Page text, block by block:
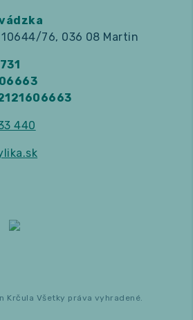
76, 036 08 Martin
440
Krčula Všetky práva vyhradené.